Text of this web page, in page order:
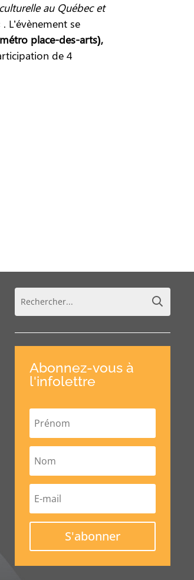
au Québec et
. L’évènement se
place-des-arts),
de 4
Abonnez-vous à
l'infolettre
S'abonner